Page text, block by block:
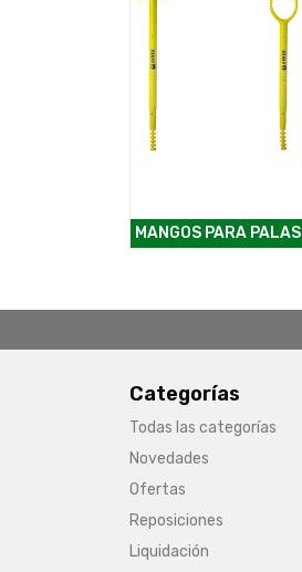
MANGOS PARA PALAS
Categorías
Todas las categorías
Novedades
Ofertas
Reposiciones
Liquidación